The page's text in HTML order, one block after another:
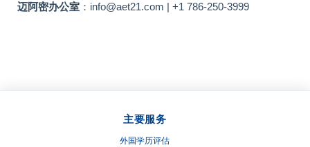
迈阿密办公室 ：info@aet21.com | +1 786-250-3999
主要服务
外国学历评估